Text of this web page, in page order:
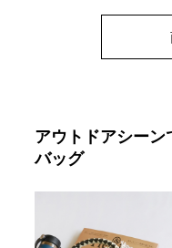
アウトドアシー
バッグ